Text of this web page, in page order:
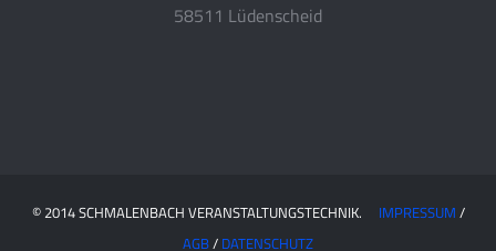
58511 Lüdenscheid
© 2014 SCHMALENBACH VERANSTALTUNGSTECHNIK. IMPRESSUM /
AGB/ DATENSCHUTZ